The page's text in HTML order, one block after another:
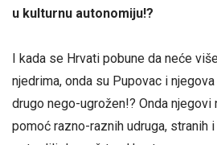
u kulturnu autonomiju!?
I kada se Hrvati pobune da neće
njedrima, onda su Pupovac i
drugo nego-ugrožen!? Onda
pomoć razno-raznih udruga, stranih